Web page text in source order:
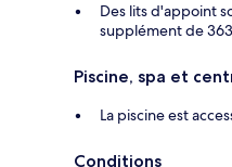
Des lits d'appoint
supplément de
Piscine, spa et
La piscine est
Conditions